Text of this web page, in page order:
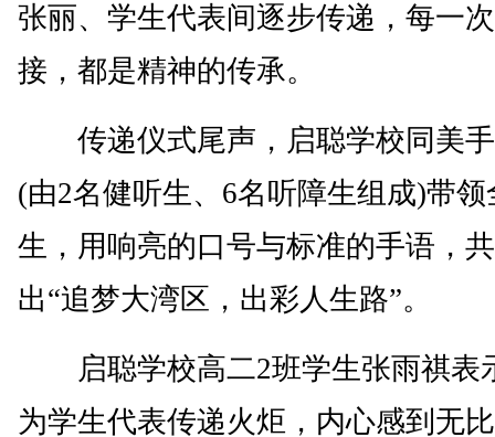
张丽、学生代表间逐步传递，每一
接，都是精神的传承。
传递仪式尾声，启聪学校同美
(由2名健听生、6名听障生组成)带领
生，用响亮的口号与标准的手语，
出“追梦大湾区，出彩人生路”。
启聪学校高二2班学生张雨祺表
为学生代表传递火炬，内心感到无